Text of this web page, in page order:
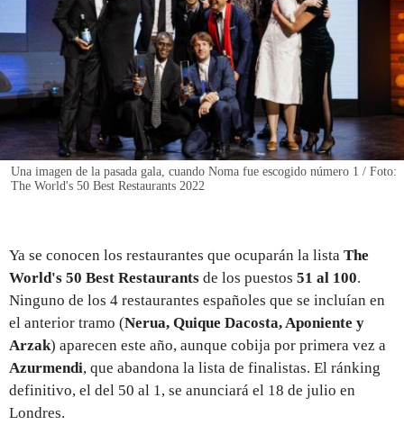
INICIAR SESIÓN
Una imagen de la pasada gala, cuando Noma fue escogido número 1 / Foto:
The World's 50 Best Restaurants 2022
Ya se conocen los restaurantes que ocuparán la lista The
World's 50 Best Restaurants de los puestos 51 al 100.
Ninguno de los 4 restaurantes españoles que se incluían en
el anterior tramo (Nerua, Quique Dacosta, Aponiente y
Arzak) aparecen este año, aunque cobija por primera vez a
Azurmendi, que abandona la lista de finalistas. El ránking
definitivo, el del 50 al 1, se anunciará el 18 de julio en
Londres.